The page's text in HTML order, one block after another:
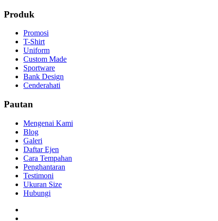
Produk
Promosi
T-Shirt
Uniform
Custom Made
Sportware
Bank Design
Cenderahati
Pautan
Mengenai Kami
Blog
Galeri
Daftar Ejen
Cara Tempahan
Penghantaran
Testimoni
Ukuran Size
Hubungi